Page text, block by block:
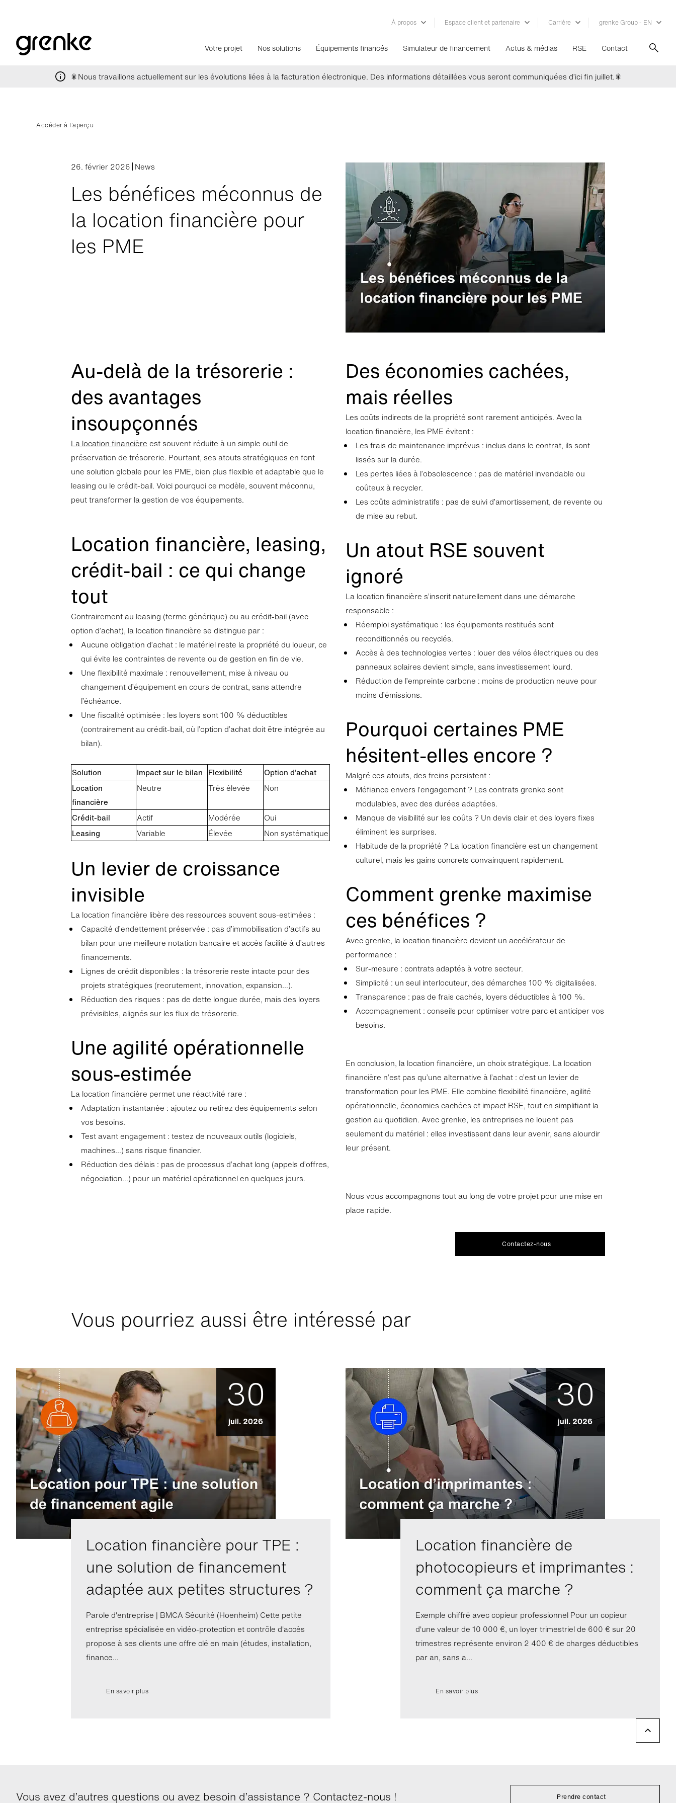
À propos Espace client et partenaire Carrière grenke Group - EN
Votre projet Nos solutions Équipements financés Simulateur de financement Actus & médias RSE Contact
🎇Nous travaillons actuellement sur les évolutions liées à la facturation électronique. Des informations détaillées vous seront communiquées d’ici fin juillet.🎇
Accéder à l’aperçu
26. février 2026 News
Les bénéfices méconnus de
la location financière pour
les PME
Au-delà de la trésorerie :
des avantages
insoupçonnés
La location financière est souvent réduite à un simple outil de
préservation de trésorerie. Pourtant, ses atouts stratégiques en font
une solution globale pour les PME, bien plus flexible et adaptable que le
leasing ou le crédit-bail. Voici pourquoi ce modèle, souvent méconnu,
peut transformer la gestion de vos équipements.
Location financière, leasing,
crédit-bail : ce qui change
tout
Contrairement au leasing (terme générique) ou au crédit-bail (avec
option d’achat), la location financière se distingue par :
Aucune obligation d’achat : le matériel reste la propriété du loueur, ce
qui évite les contraintes de revente ou de gestion en fin de vie.
Une flexibilité maximale : renouvellement, mise à niveau ou
changement d’équipement en cours de contrat, sans attendre
l’échéance.
Une fiscalité optimisée : les loyers sont 100 % déductibles
(contrairement au crédit-bail, où l’option d’achat doit être intégrée au
bilan).
Solution Impact sur le bilan Flexibilité
Option d’achat
Location
financière
Neutre Très élevée Non
Crédit-bail Actif Modérée
Oui
Leasing
Variable Élevée Non systématique
Un levier de croissance
invisible
La location financière libère des ressources souvent sous-estimées :
Capacité d’endettement préservée : pas d’immobilisation d’actifs au
bilan pour une meilleure notation bancaire et accès facilité à d’autres
financements.
Lignes de crédit disponibles : la trésorerie reste intacte pour des
projets stratégiques (recrutement, innovation, expansion…).
Réduction des risques : pas de dette longue durée, mais des loyers
prévisibles, alignés sur les flux de trésorerie.
Une agilité opérationnelle
sous-estimée
La location financière permet une réactivité rare :
Adaptation instantanée : ajoutez ou retirez des équipements selon
vos besoins.
Test avant engagement : testez de nouveaux outils (logiciels,
machines…) sans risque financier.
Réduction des délais : pas de processus d’achat long (appels d’offres,
négociation…) pour un matériel opérationnel en quelques jours.
Des économies cachées,
mais réelles
Les coûts indirects de la propriété sont rarement anticipés. Avec la
location financière, les PME évitent :
Les frais de maintenance imprévus : inclus dans le contrat, ils sont
lissés sur la durée.
Les pertes liées à l’obsolescence : pas de matériel invendable ou
coûteux à recycler.
Les coûts administratifs : pas de suivi d’amortissement, de revente ou
de mise au rebut.
Un atout RSE souvent
ignoré
La location financière s’inscrit naturellement dans une démarche
responsable :
Réemploi systématique : les équipements restitués sont
reconditionnés ou recyclés.
Accès à des technologies vertes : louer des vélos électriques ou des
panneaux solaires devient simple, sans investissement lourd.
Réduction de l’empreinte carbone : moins de production neuve pour
moins d’émissions.
Pourquoi certaines PME
hésitent-elles encore ?
Malgré ces atouts, des freins persistent :
Méfiance envers l’engagement ? Les contrats grenke sont
modulables, avec des durées adaptées.
Manque de visibilité sur les coûts ? Un devis clair et des loyers fixes
éliminent les surprises.
Habitude de la propriété ? La location financière est un changement
culturel, mais les gains concrets convainquent rapidement.
Comment grenke maximise
ces bénéfices ?
Avec grenke, la location financière devient un accélérateur de
performance :
Sur-mesure : contrats adaptés à votre secteur.
Simplicité : un seul interlocuteur, des démarches 100 % digitalisées.
Transparence : pas de frais cachés, loyers déductibles à 100 %.
Accompagnement : conseils pour optimiser votre parc et anticiper vos
besoins.
En conclusion, la location financière, un choix stratégique. La location
financière n’est pas qu’une alternative à l’achat : c’est un levier de
transformation pour les PME. Elle combine flexibilité financière, agilité
opérationnelle, économies cachées et impact RSE, tout en simplifiant la
gestion au quotidien. Avec grenke, les entreprises ne louent pas
seulement du matériel : elles investissent dans leur avenir, sans alourdir
leur présent.
Nous vous accompagnons tout au long de votre projet pour une mise en
place rapide.
Contactez-nous
Vous pourriez aussi être intéressé par
30
juil. 2026
Location financière pour TPE :
une solution de financement
adaptée aux petites structures ?
Parole d'entreprise | BMCA Sécurité (Hoenheim) Cette petite
entreprise spécialisée en vidéo-protection et contrôle d'accès
propose à ses clients une offre clé en main (études, installation,
finance...
En savoir plus
30
juil. 2026
Location financière de
photocopieurs et imprimantes :
comment ça marche ?
Exemple chiffré avec copieur professionnel Pour un copieur
d'une valeur de 10 000 €, un loyer trimestriel de 600 € sur 20
trimestres représente environ 2 400 € de charges déductibles
par an, sans a...
En savoir plus
Vous avez d’autres questions ou avez besoin d’assistance ? Contactez-nous ! Prendre contact
Paramètres de confidentialité
Sur le fondement de nos intérêts légitimes, nous utilisons et stockons les cookies
essentiels et fonctionnels. Ainsi, ces derniers sont présélectionnés par défaut. Avec votre
accord exprès, nous stockons également des cookies à des fins statistiques et marketing.
Vous pouvez à tout moment retirer votre consentement et modifier vos paramètres.
Plus d'information sur le traitement de vos données et vos droits dans notre
politique de
Refuser les cookies optionnels
Accepter les cookies optionnels